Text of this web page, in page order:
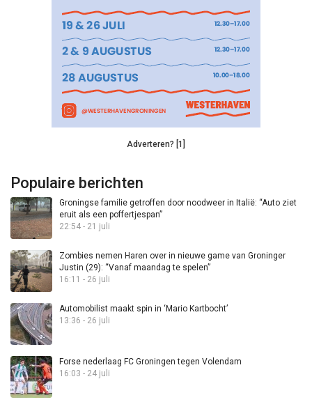
Adverteren? [1]
Populaire berichten
Groningse familie getroffen door noodweer in Italië: “Auto ziet
eruit als een poffertjespan”
22:54 - 21 juli
Zombies nemen Haren over in nieuwe game van Groninger
Justin (29): “Vanaf maandag te spelen”
16:11 - 26 juli
Automobilist maakt spin in ‘Mario Kartbocht’
13:36 - 26 juli
Forse nederlaag FC Groningen tegen Volendam
16:03 - 24 juli